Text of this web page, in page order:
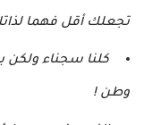
تجعلك أقل فهما
كلنا سجناء ولكن
وطن !